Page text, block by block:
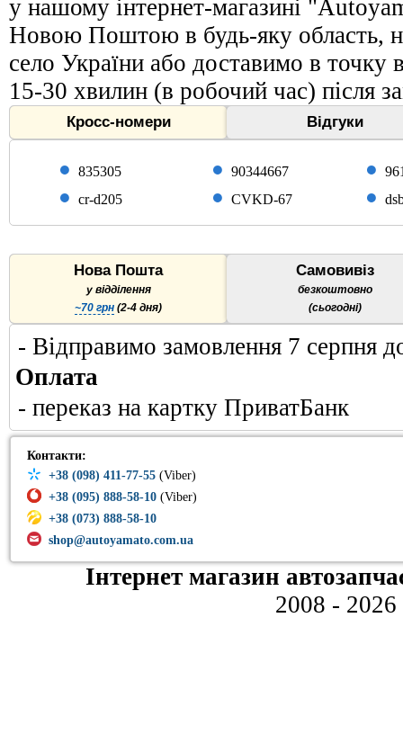
у нашому інтернет-магазині
Новою Поштою в будь-яку область,
село України або доставимо в точку
15-30 хвилин (в робочий час) після
Кросс-номери Відгуки
835305 90344667
cr-d205
CVKD-67
Нова Пошта
у відділення
~70 грн (2-4 дня)
Самовивіз
безкоштовно
(сьогодні)
- Відправимо замовлення 7 серпня
Оплата
- переказ на картку ПриватБанк
Контакти:
+38 (098) 411-77-55 (Viber)
+38 (095) 888-58-10 (Viber)
+38 (073) 888-58-10
shop@autoyamato.com.ua
Інтернет магазин
2008 - 2026